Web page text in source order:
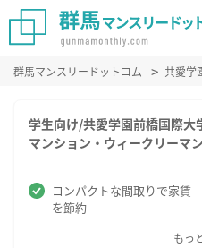
群馬マンスリードットコム 共愛学
学生向け/共愛学園前橋国際大
マンション・ウィークリーマ
コンパクトな間取りで家賃
を節約
もっ